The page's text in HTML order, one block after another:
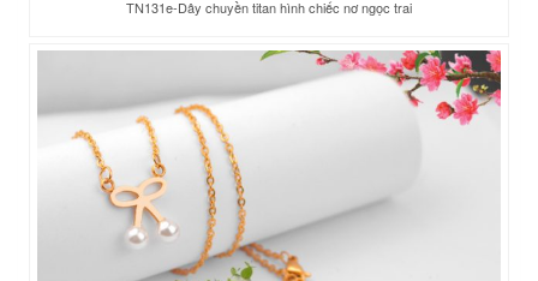
TN131e-Dây chuyền titan hình chiếc nơ ngọc trai